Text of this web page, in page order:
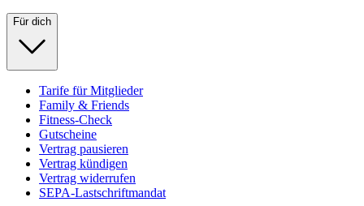
Für dich
Tarife für Mitglieder
Family & Friends
Fitness-Check
Gutscheine
Vertrag pausieren
Vertrag kündigen
Vertrag widerrufen
SEPA-Lastschriftmandat